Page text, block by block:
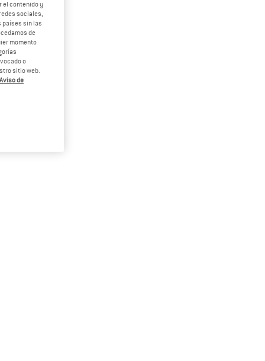
el contenido y
sociales,
países sin las
de
momento
o
sitio web.
Aviso de